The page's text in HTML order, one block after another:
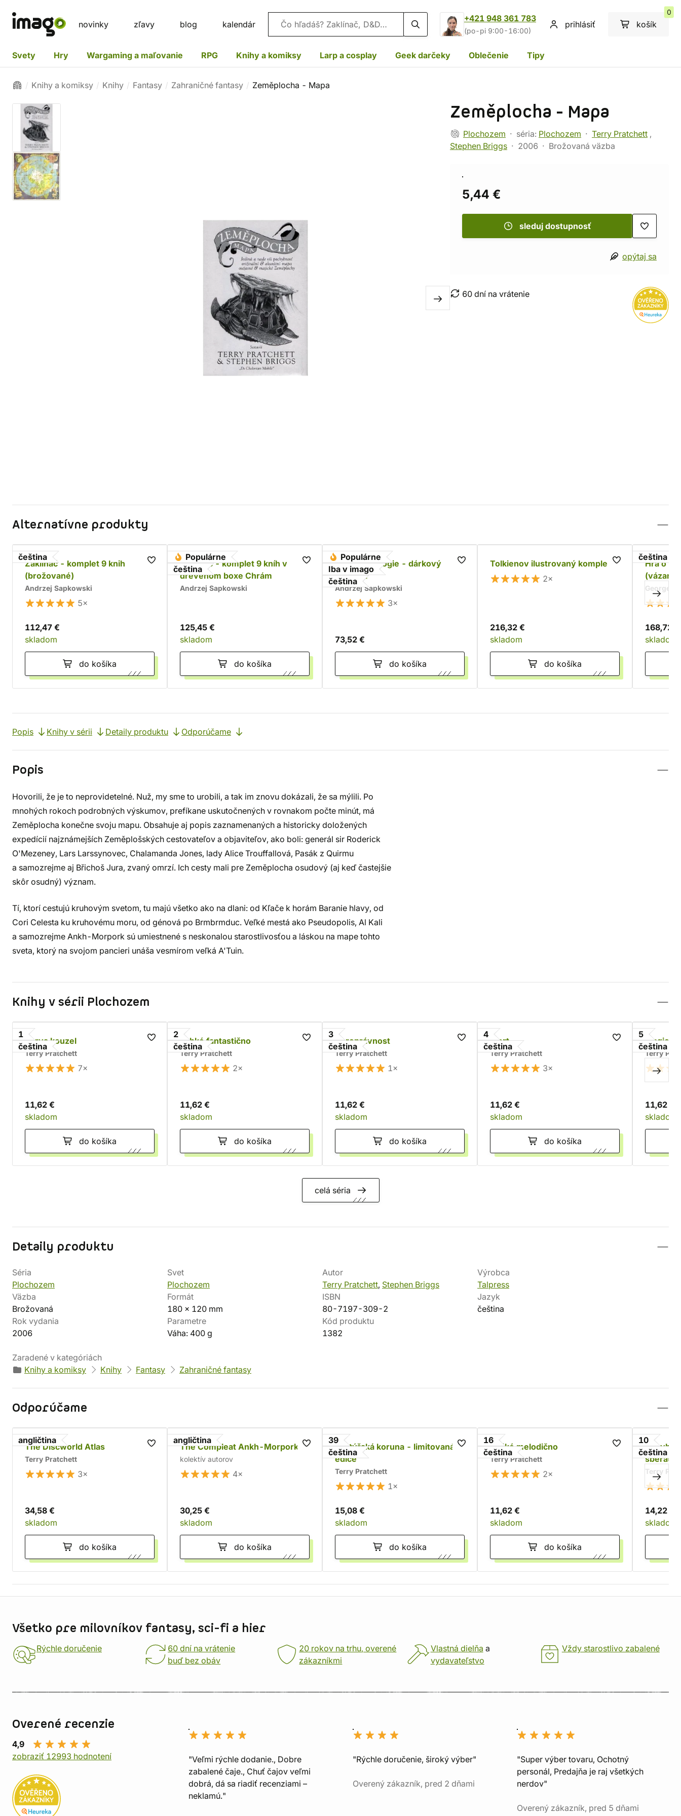
novinky zľavy blog kalendár Vyhľadávanie
+421 948 361 783
(po-pi 9:00-16:00)
prihlásiť košík
0
Svety Hry Wargaming a maľovanie RPG Knihy a komiksy Larp a cosplay Geek darčeky Oblečenie Tipy
Knihy a komiksy Knihy Fantasy Zahraničné fantasy Zeměplocha - Mapa
Zeměplocha - Mapa
Plochozem séria: Plochozem Terry Pratchett ,
Stephen Briggs
2006 Brožovaná väzba
5,44 €
sleduj dostupnosť
opýtaj sa
60 dní na vrátenie
Alternatívne produkty
čeština
Zaklínač - komplet 9 knih
(brožované)
Andrzej Sapkowski
5×
112,47 €
skladom
do košíka
Populárne
čeština
Zaklínač - komplet 9 kníh v
drevenom boxe Chrám
Andrzej Sapkowski
125,45 €
skladom
do košíka
Populárne
Iba v imago
čeština
Husitská trilogie - dárkový
komplet
Andrzej Sapkowski
3×
73,52 €
do košíka
Tolkienov ilustrovaný komplet
2×
216,32 €
skladom
do košíka
čeština
Hra o
(vázané)
George
168,72 €
skladom
Popis Knihy v sérii Detaily produktu Odporúčame
Popis
Hovorili, že je to neprovidetelné. Nuž, my sme to urobili, a tak im znovu dokázali, že sa mýlili. Po
mnohých rokoch podrobných výskumov, prefíkane uskutočnených v rovnakom počte minút, má
Zeměplocha konečne svoju mapu. Obsahuje aj popis zaznamenaných a historicky doložených
expedícií najznámejších Zeměplošských cestovateľov a objaviteľov, ako boli: generál sir Roderick
O'Mezeney, Lars Larssynovec, Chalamanda Jones, lady Alice Trouffallová, Pasák z Quirmu
a samozrejme aj Břichoš Jura, zvaný omrzí. Ich cesty mali pre Zeměplocha osudový (aj keď častejšie
skôr osudný) význam.
Tí, ktorí cestujú kruhovým svetom, tu majú všetko ako na dlani: od Kľače k ​​horám Baranie hlavy, od
Cori Celesta ku kruhovému moru, od génová po Brmbrmduc. Veľké mestá ako Pseudopolis, Al Kali
a samozrejme Ankh-Morpork sú umiestnené s neskonalou starostlivosťou a láskou na mape tohto
sveta, ktorý na svojom pancieri unáša vesmírom veľká A'Tuin.
Knihy v sérii Plochozem
1
čeština
Barva kouzel
Terry Pratchett
7×
11,62 €
skladom
do košíka
2
čeština
Lehké fantastično
Terry Pratchett
2×
11,62 €
skladom
do košíka
3
čeština
Čaroprávnost
Terry Pratchett
1×
11,62 €
skladom
do košíka
4
čeština
Mort
Terry Pratchett
3×
11,62 €
skladom
do košíka
5
čeština
Magický
Terry
11,62 €
skladom
celá séria
Detaily produktu
Séria
Plochozem
Svet
Plochozem
Autor
Terry Pratchett, Stephen Briggs
Výrobca
Talpress
Väzba
Brožovaná
Formát
180 x 120 mm
ISBN
80-7197-309-2
Jazyk
čeština
Rok vydania
2006
Parametre
Váha: 400 g
Kód produktu
1382
Zaradené v kategóriách
Knihy a komiksy
Knihy Fantasy Zahraničné fantasy
Odporúčame
angličtina
The Discworld Atlas
Terry Pratchett
3×
34,58 €
skladom
do košíka
angličtina
The Compleat Ankh-Morpork
kolektív autorov
4×
30,25 €
skladom
do košíka
39
čeština
Pastýřská koruna - limitovaná
edice
Terry Pratchett
1×
15,08 €
skladom
do košíka
16
čeština
Těžké melodično
Terry Pratchett
2×
11,62 €
skladom
do košíka
10
čeština
Terry
14,22 €
skladom
Všetko pre milovníkov fantasy, sci-fi a hier
Rýchle doručenie
60 dní na vrátenie
buď bez obáv
20 rokov na trhu, overené
zákazníkmi
Vlastná dielňa a
vydavateľstvo
Vždy starostlivo zabalené
Overené recenzie
4,9
zobraziť 12993 hodnotení
"Veľmi rýchle dodanie., Dobre
zabalené čaje., Chuť čajov veľmi
dobrá, dá sa riadiť recenziami –
neklamú."
"Rýchle doručenie, široký výber"
Overený zákazník, pred 2 dňami
"Super výber tovaru, Ochotný
personál, Predajňa je raj všetkých
nerdov"
Overený zákazník, pred 5 dňami